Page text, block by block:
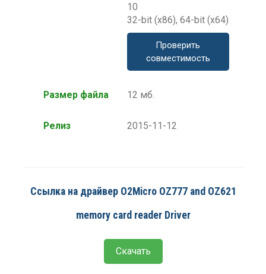
10
32-bit (x86), 64-bit (x64)
Проверить
совместимость
Размер файла 12 мб.
Релиз 2015-11-12
Ссылка на драйвер O2Micro OZ777 and OZ621
memory card reader Driver
Скачать